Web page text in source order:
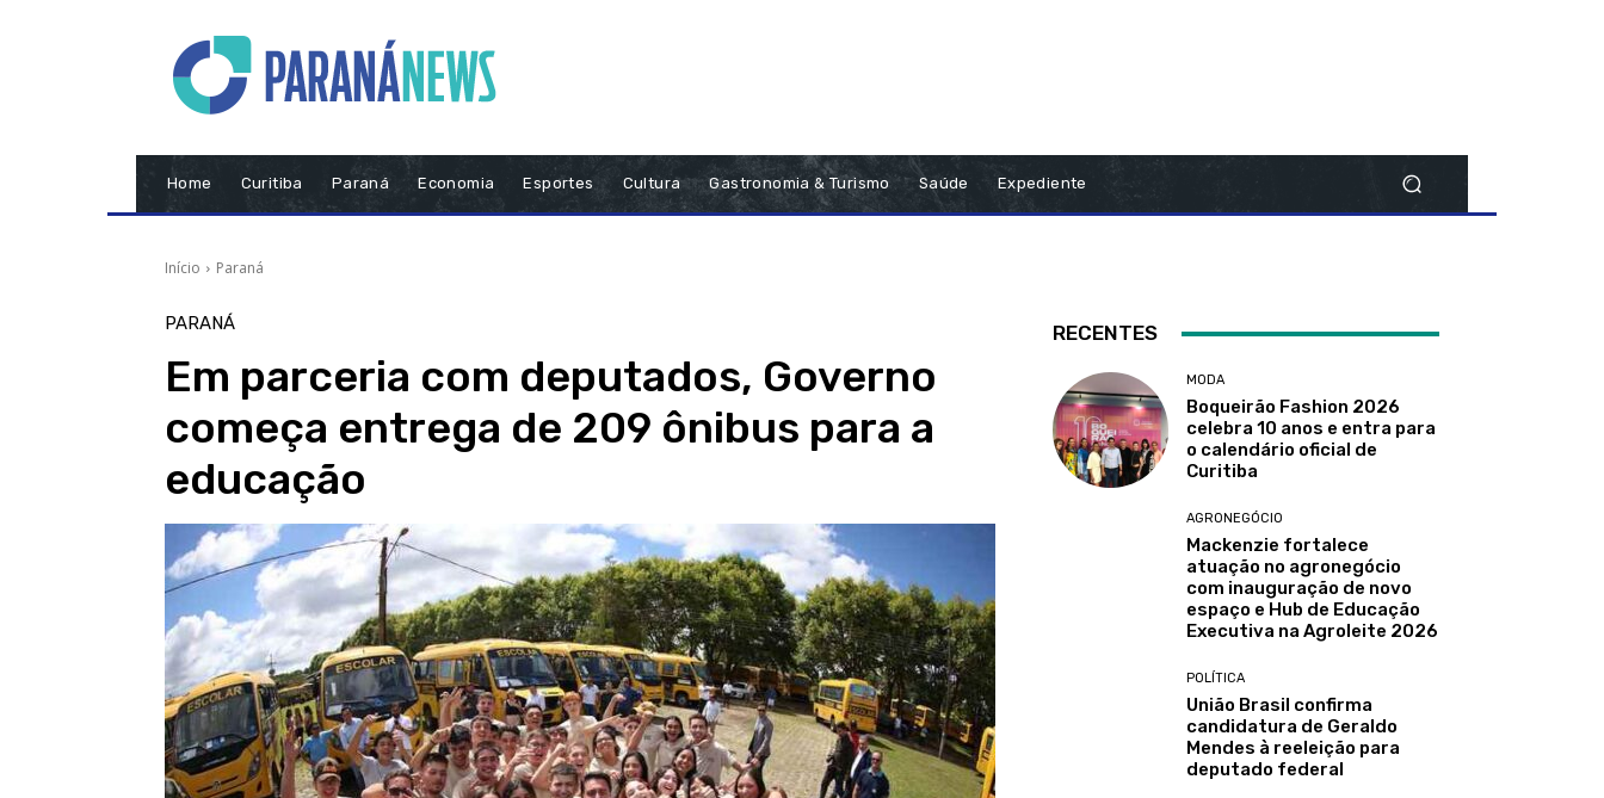
Home Curitiba Paraná Economia Esportes Cultura Gastronomia & Turismo Saúde Expediente
Início Paraná
PARANÁ
Em parceria com deputados, Governo
começa entrega de 209 ônibus para a
educação
RECENTES
MODA
Boqueirão Fashion 2026
celebra 10 anos e entra para
o calendário oficial de
Curitiba
AGRONEGÓCIO
Mackenzie fortalece
atuação no agronegócio
com inauguração de novo
espaço e Hub de Educação
Executiva na Agroleite 2026
POLÍTICA
União Brasil confirma
candidatura de Geraldo
Mendes à reeleição para
deputado federal